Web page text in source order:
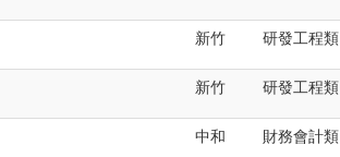
新竹 研發工程類
新竹 研發工程類
中和 財務會計類